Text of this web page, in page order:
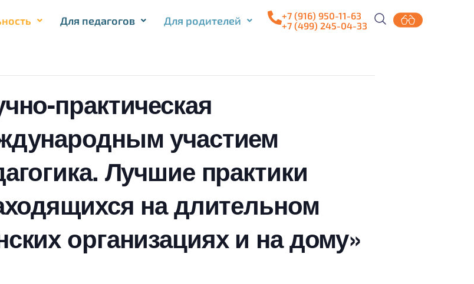
Для педагогов Для родителей
+7 (916) 950-11-63
+7 (499) 245-04-33
практическая
участием
Лучшие практики
на длительном
организациях и на дому»